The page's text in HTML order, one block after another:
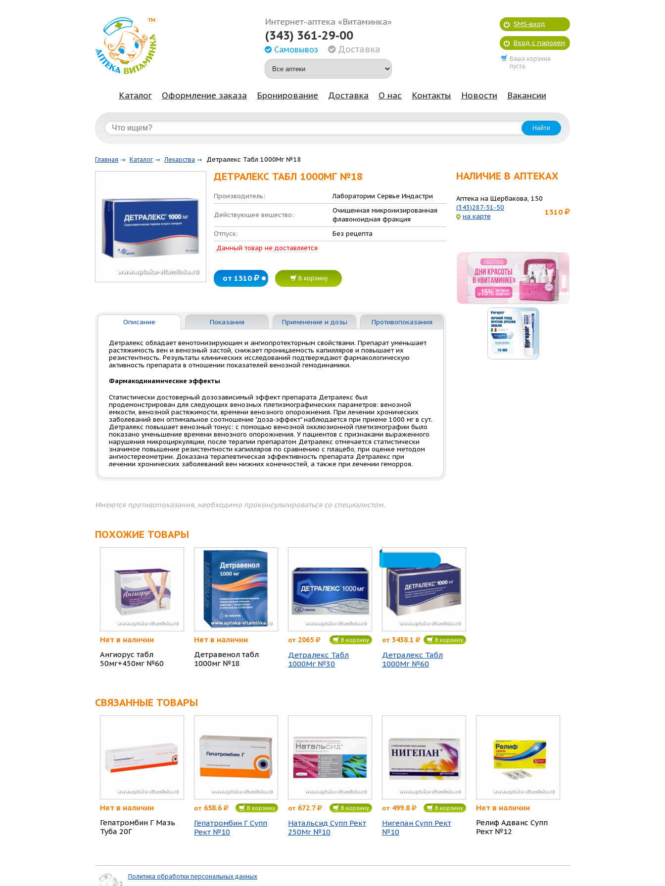
Интернет-аптека «Витаминка»
(343) 361-29-00
Самовывоз Доставка
SMS-вход
Вход с паролем
Ваша корзина
пуста.
Каталог Оформление заказа Бронирование Доставка О нас Контакты Новости Вакансии
Главная Каталог Лекарства Детралекс Табл 1000Мг №18
ДЕТРАЛЕКС ТАБЛ 1000МГ №18
Производитель: Лаборатории Сервье Индастри
Действующее вещество:
Очищенная микронизированная
флавоноидная фракция
Отпуск:
Без рецепта
Данный товар не доставляется
от 1310 В корзину
Описание Показания Применение и дозы Противопоказания
Детралекс обладает венотонизирующим и ангиопротекторным свойствами. Препарат уменьшает
растяжимость вен и венозный застой, снижает проницаемость капилляров и повышает их
резистентность. Результаты клинических исследований подтверждают фармакологическую
активность препарата в отношении показателей венозной гемодинамики.
Фармакодинамические эффекты
Статистически достоверный дозозависимый эффект препарата Детралекс был
продемонстрирован для следующих венозных плетизмографических параметров: венозной
емкости, венозной растяжимости, времени венозного опорожнения. При лечении хронических
заболеваний вен оптимальное соотношение "доза-эффект" наблюдается при приеме 1000 мг в сут.
Детралекс повышает венозный тонус: с помощью венозной окклюзионной плетизмографии было
показано уменьшение времени венозного опорожнения. У пациентов с признаками выраженного
нарушения микроциркуляции, после терапии препаратом Детралекс отмечается статистически
значимое повышение резистентности капилляров по сравнению с плацебо, при оценке методом
ангиостереометрии. Доказана терапевтическая эффективность препарата Детралекс при
лечении хронических заболеваний вен нижних конечностей, а также при лечении геморроя.
Имеются противопоказания, необходимо проконсультироваться со специалистом.
НАЛИЧИЕ В АПТЕКАХ
Аптека на Щербакова, 150
(343)287-51-50
на карте
1310
ПОХОЖИЕ ТОВАРЫ
Нет в наличии
Ангиорус табл
50мг+450мг №60
Нет в наличии
Детравенол табл
1000мг №18
от 2065 В корзину
Детралекс Табл
1000Мг №30
от 3438.1 В корзину
Детралекс Табл
1000Мг №60
СВЯЗАННЫЕ ТОВАРЫ
Нет в наличии
Гепатромбин Г Мазь
Туба 20Г
от 658.6 В корзину
Гепатромбин Г Супп
Рект №10
от 672.7 В корзину
Натальсид Супп Рект
250Мг №10
от 499.8 В корзину
Нигепан Супп Рект
№10
Нет в наличии
Релиф Адванс Супп
Рект №12
Политика обработки персональных данных